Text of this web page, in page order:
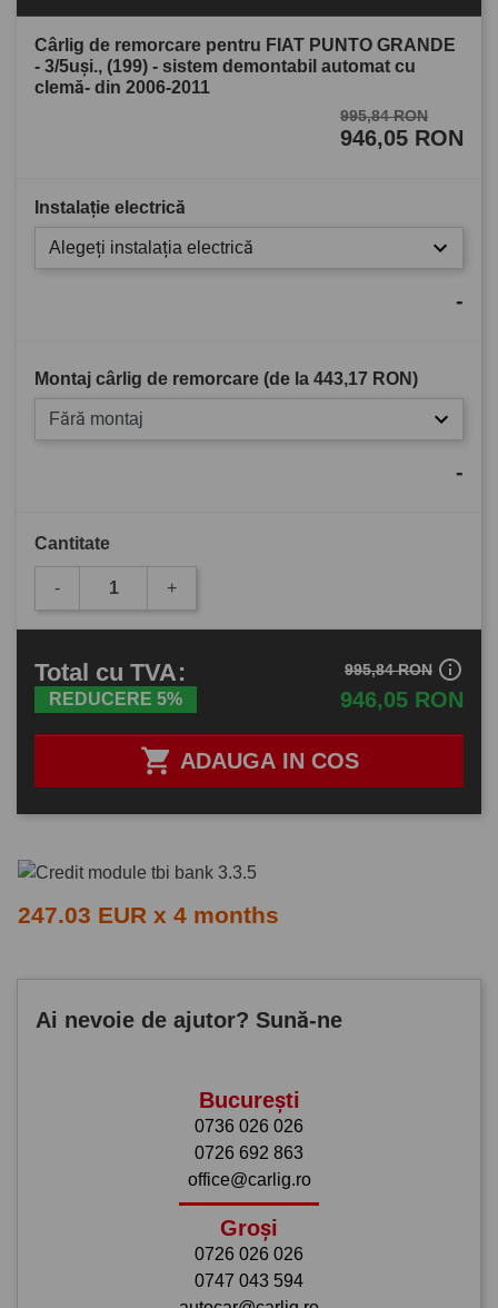
Cârlig de remorcare pentru FIAT PUNTO GRANDE
- 3/5uşi., (199) - sistem demontabil automat cu
clemă- din 2006-2011
995,84 RON
946,05 RON
Instalație electrică
Alegeți instalația electrică
-
Montaj cârlig de remorcare (de la 443,17 RON)
Fără montaj
-
Cantitate
- +
 ADAUGA IN COS
Total cu TVA:
REDUCERE 5% 946,05 RON
995,84 RON info_outline
247.03 EUR x 4 months
Ai nevoie de ajutor? Sună-ne
București
0736 026 026
0726 692 863
office@carlig.ro
Groși
0726 026 026
0747 043 594